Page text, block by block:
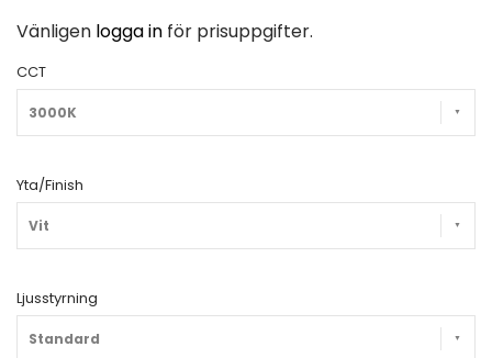
Vänligen logga in för prisuppgifter.
CCT
3000K
Yta/Finish
Vit
Ljusstyrning
Standard